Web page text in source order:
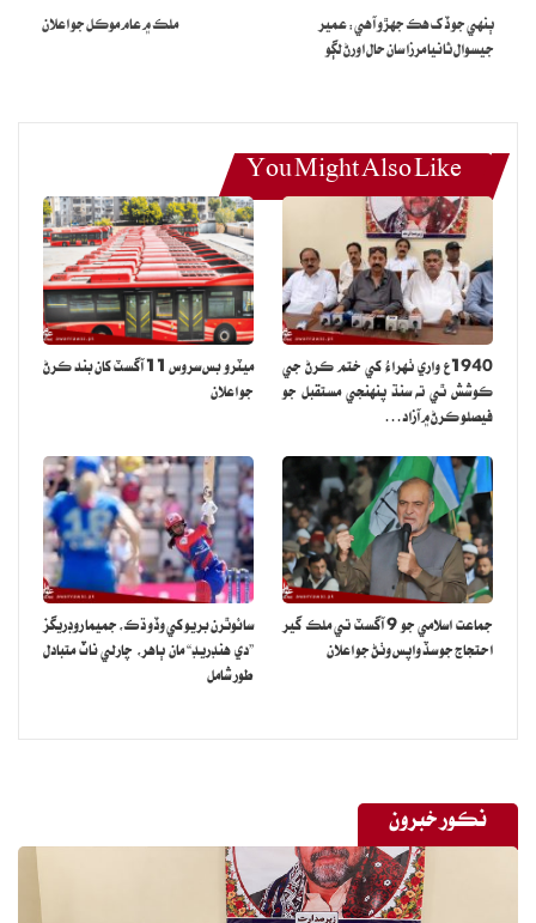
حاصل هئي.
سيڪڙو سان چوٿين نمبر تي آهي.
ميڊيا ۽ ڪاروباري شعبو
ايڊلمين ڪنسلٽنگ اينڊ پبلڪ رليشنز پاران جاري ڪيل رپورٽ ۾
انڊيڪس ۾ عالمي سطح تي چوٿين نمبر تي پهچي ويو آهي ۽ رپورٽ ۾
شامل 28 ملڪن مان ميڊيا اعتماد جي انڊيڪس ۾ ستين نمبر تي آهي.
ٻنهي جو ڏک هڪ جهڙو آهي: عمير
جيسوال ثانيا مرزا سان حال اورڻ لڳو
ملڪ ۾ عام موڪل جو اعلان
You Might Also Like
1940ع واري ٺهراءُ کي ختم ڪرڻ جي
ڪوشش ٿي ته سنڌ پنهنجي مستقبل جو
فيصلو ڪرڻ ۾ آزاد…
ميٽرو بس سروس 11 آگسٽ کان بند ڪرڻ
جو اعلان
جماعت اسلامي جو 9 آگسٽ تي ملڪ گير
احتجاج جو سڏ واپس وٺڻ جو اعلان
سائوٿرن بريو کي وڏو ڌڪ، جميما روڊريگز
”دي هنڊريڊ“ مان ٻاهر، چارلي ناٽ متبادل
طور شامل
نڪور خبرون